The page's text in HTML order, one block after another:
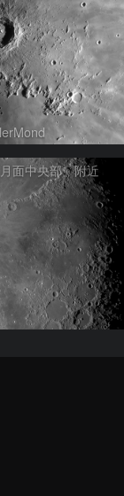
面中央部」附近